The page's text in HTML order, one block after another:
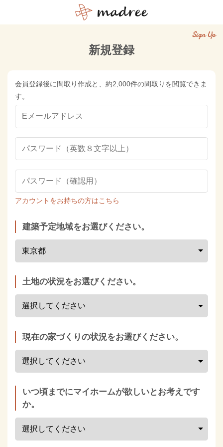
Sign Up
新規登録
会員登録後に間取り作成と、約2,000件の間取りを閲覧できま
す。
アカウントをお持ちの方はこちら
建築予定地域をお選びください。
土地の状況をお選びください。
現在の家づくりの状況をお選びください。
いつ頃までにマイホームが欲しいとお考えです
か。